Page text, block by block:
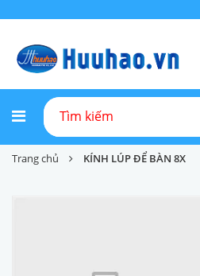
Trang chủ KÍNH LÚP ĐỂ BÀN 8X